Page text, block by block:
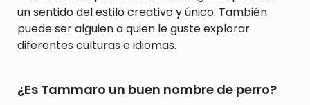
un sentido del estilo creativo y único. También
puede ser alguien a quien le guste explorar
diferentes culturas e idiomas.
¿Es Tammaro un buen nombre de perro?